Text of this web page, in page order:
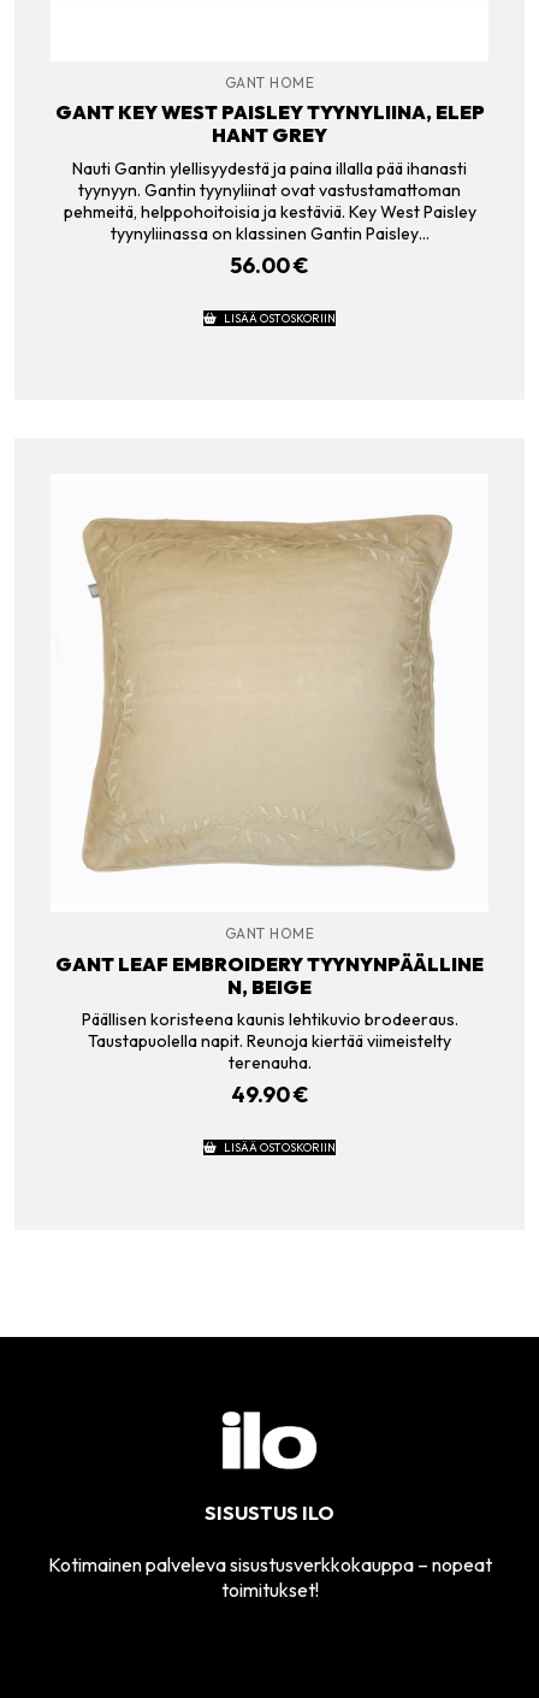
GANT HOME
GANT KEY WEST PAISLEY TYYNYLIINA, ELEP
HANT GREY
Nauti Gantin ylellisyydestä ja paina illalla pää ihanasti
tyynyyn. Gantin tyynyliinat ovat vastustamattoman
pehmeitä, helppohoitoisia ja kestäviä. Key West Paisley
tyynyliinassa on klassinen Gantin Paisley…
56.00€
LISÄÄ OSTOSKORIIN
GANT HOME
GANT LEAF EMBROIDERY TYYNYNPÄÄLLINE
N, BEIGE
Päällisen koristeena kaunis lehtikuvio brodeeraus.
Taustapuolella napit. Reunoja kiertää viimeistelty
terenauha.
49.90€
LISÄÄ OSTOSKORIIN
SISUSTUS ILO
Kotimainen palveleva sisustusverkkokauppa – nopeat
toimitukset!